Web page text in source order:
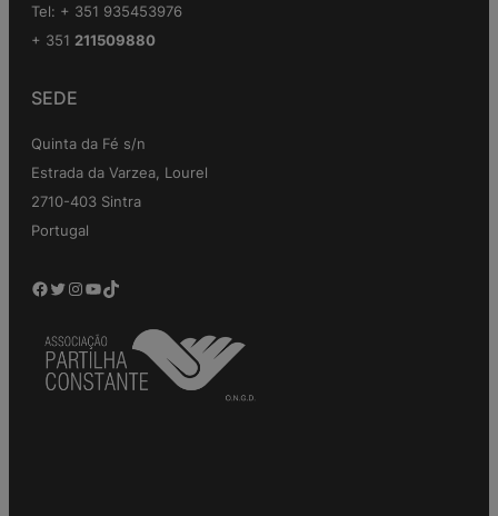
Tel: + 351 935453976
+ 351 211509880
SEDE
Quinta da Fé s/n
Estrada da Varzea, Lourel
2710-403 Sintra
Portugal
Facebook Twitter Instagram YouTube TikTok